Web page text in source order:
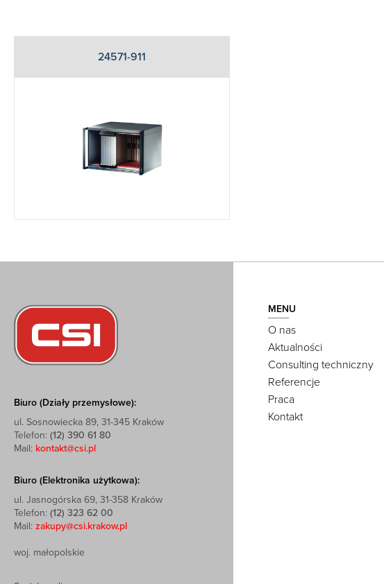
24571-911
Biuro (Działy przemysłowe):
ul. Sosnowiecka 89, 31-345 Kraków
Telefon: (12) 390 61 80
Mail: kontakt@csi.pl
Biuro (Elektronika użytkowa):
ul. Jasnogórska 69, 31-358 Kraków
Telefon: (12) 323 62 00
Mail: zakupy@csi.krakow.pl
woj. małopolskie
MENU
O nas
Aktualności
Consulting techniczny
Referencje
Praca
Kontakt